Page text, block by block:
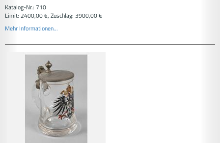
Katalog-Nr.: 710
Limit: 2400,00 €, Zuschlag: 3900,00 €
Mehr Informationen...